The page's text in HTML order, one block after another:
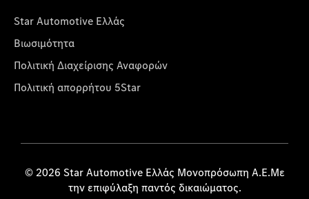
Star Automotive Ελλάς
Βιωσιμότητα
Πολιτική Διαχείρισης Αναφορών
Πολιτική απορρήτου 5Star
© 2026 Star Automotive Ελλάς Μονοπρόσωπη Α.Ε.Με
την επιφύλαξη παντός δικαιώματος.